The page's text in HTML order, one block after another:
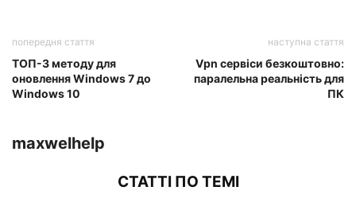
попередня стаття
ТОП-3 методу для
оновлення Windows 7 до
Windows 10
наступна стаття
Vpn сервіси безкоштовно:
паралельна реальність для
ПК
maxwelhelp
СТАТТІ ПО ТЕМІ